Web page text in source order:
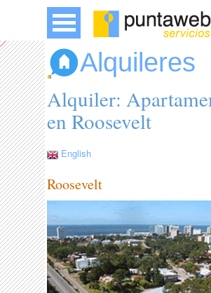
Alquileres
Alquiler:
en Roosevelt
English
Roosevelt